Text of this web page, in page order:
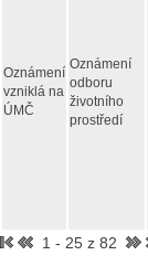
Oznámení
vzniklá na
ÚMČ
Oznámení
odboru
životního
prostředí
1 - 25 z 82